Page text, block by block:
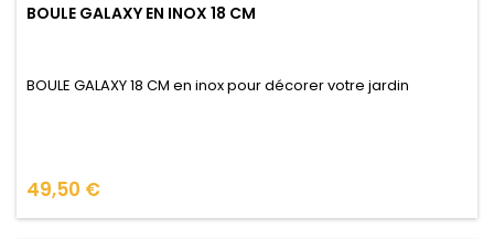
BOULE GALAXY EN INOX 18 CM
BOULE GALAXY 18 CM en inox pour décorer votre jardin
Prix
49,50 €